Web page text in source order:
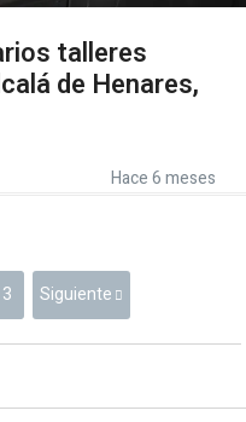
talleres
de Henares,
Hace 6 meses
3 Siguiente